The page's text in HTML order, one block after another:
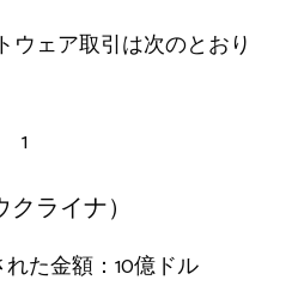
ウェア取引は次のとおり
1
ライナ）
れた金額：10億ドル